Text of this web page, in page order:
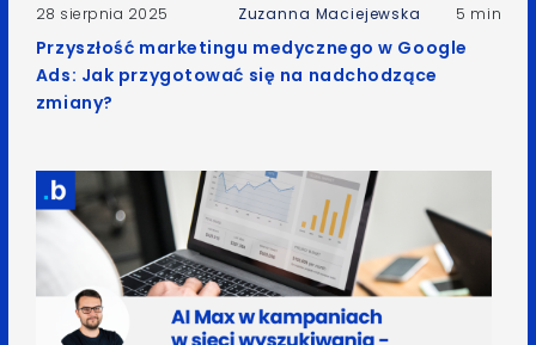
28 sierpnia 2025 Zuzanna Maciejewska 5 min
Przyszłość marketingu medycznego w Google
Ads: Jak przygotować się na nadchodzące
zmiany?